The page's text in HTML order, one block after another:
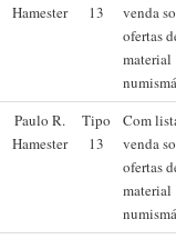
Hamester
13
venda
ofertas
material
Paulo R.
Hamester
Tipo
13
Com
venda
ofertas
material